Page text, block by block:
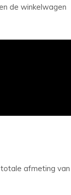
de winkelwagen
afmeting van